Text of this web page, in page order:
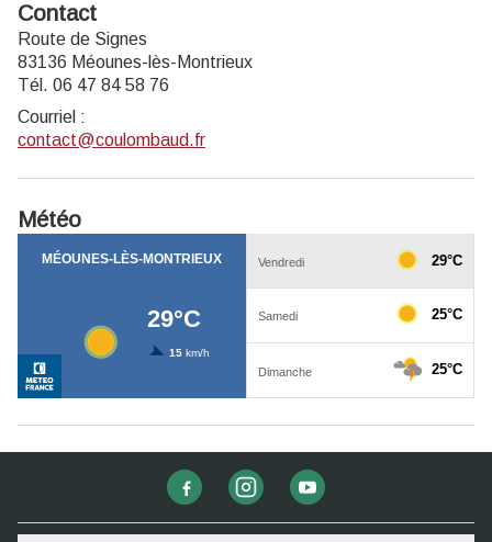
Contact
Route de Signes
83136 Méounes-lès-Montrieux
Tél. 06 47 84 58 76
Courriel :
contact@coulombaud.fr
Météo